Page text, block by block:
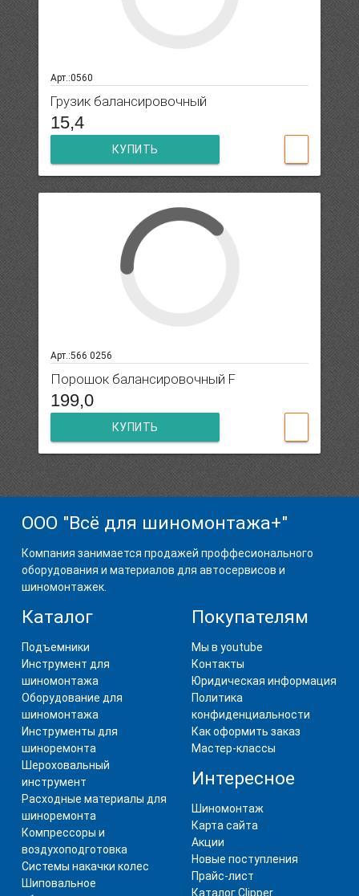
Арт.:0560
Грузик балансировочный
15,4
КУПИТЬ
Арт.:566 0256
Порошок балансировочный F
199,0
КУПИТЬ
ООО "Всё для шиномонтажа+"
Компания занимается продажей проффесионального
оборудования и материалов для автосервисов и
шиномонтажек.
Каталог
Подъемники
Инструмент для
шиномонтажа
Оборудование для
шиномонтажа
Инструменты для
шиноремонта
Шероховальный
инструмент
Расходные материалы для
шиноремонта
Компрессоры и
воздухоподготовка
Системы накачки колес
Шиповальное
Покупателям
Мы в youtube
Контакты
Юридическая информация
Политика
конфиденциальности
Как оформить заказ
Мастер-классы
Интересное
Шиномонтаж
Карта сайта
Акции
Новые поступления
Прайс-лист
Каталог Clipper